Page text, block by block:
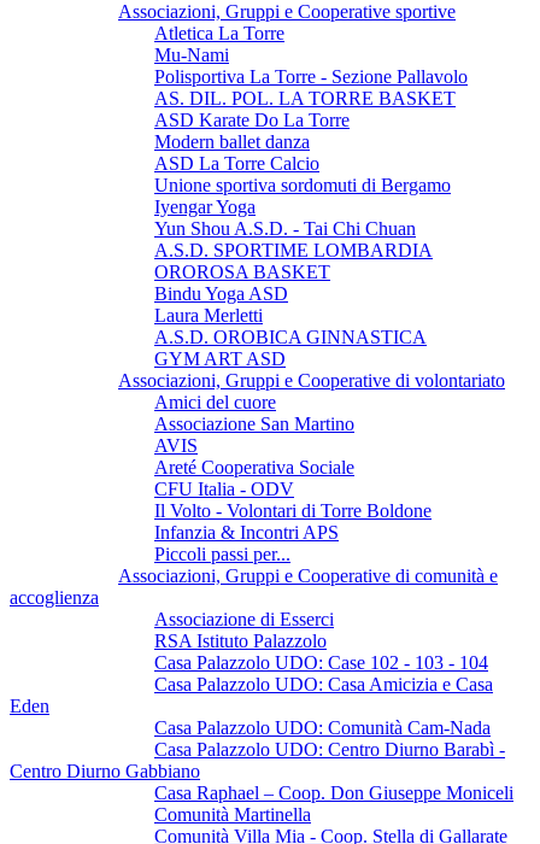
Associazioni, Gruppi e Cooperative sportive
Atletica La Torre
Mu-Nami
Polisportiva La Torre - Sezione Pallavolo
AS. DIL. POL. LA TORRE BASKET
ASD Karate Do La Torre
Modern ballet danza
ASD La Torre Calcio
Unione sportiva sordomuti di Bergamo
Iyengar Yoga
Yun Shou A.S.D. - Tai Chi Chuan
A.S.D. SPORTIME LOMBARDIA
OROROSA BASKET
Bindu Yoga ASD
Laura Merletti
A.S.D. OROBICA GINNASTICA
GYM ART ASD
Associazioni, Gruppi e Cooperative di volontariato
Amici del cuore
Associazione San Martino
AVIS
Areté Cooperativa Sociale
CFU Italia - ODV
Il Volto - Volontari di Torre Boldone
Infanzia & Incontri APS
Piccoli passi per...
Associazioni, Gruppi e Cooperative di comunità e
accoglienza
Associazione di Esserci
RSA Istituto Palazzolo
Casa Palazzolo UDO: Case 102 - 103 - 104
Casa Palazzolo UDO: Casa Amicizia e Casa
Eden
Casa Palazzolo UDO: Comunità Cam-Nada
Casa Palazzolo UDO: Centro Diurno Barabì -
Centro Diurno Gabbiano
Casa Raphael – Coop. Don Giuseppe Moniceli
Comunità Martinella
Comunità Villa Mia - Coop. Stella di Gallarate